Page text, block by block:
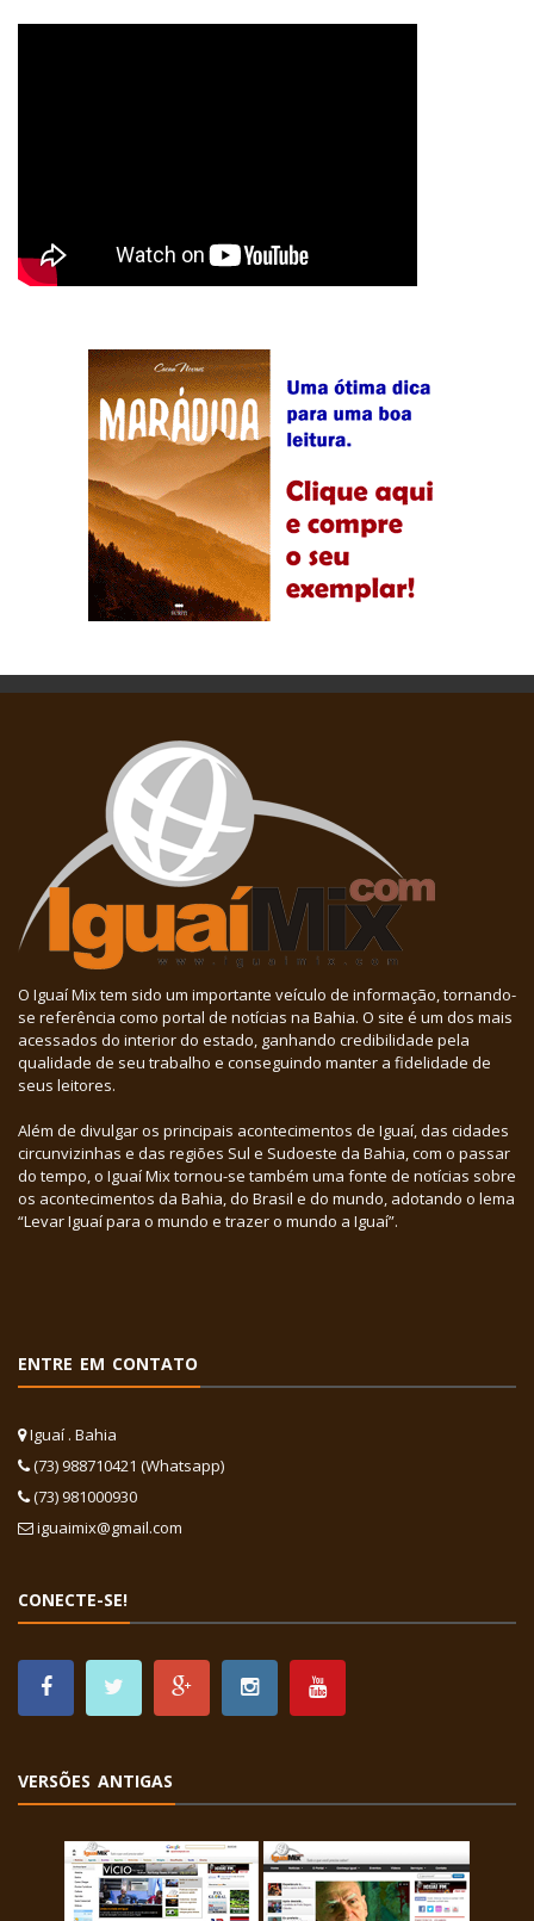
O Iguaí Mix tem sido um importante veículo de informação, tornando-
se referência como portal de notícias na Bahia. O site é um dos mais
acessados do interior do estado, ganhando credibilidade pela
qualidade de seu trabalho e conseguindo manter a fidelidade de
seus leitores.
Além de divulgar os principais acontecimentos de Iguaí, das cidades
circunvizinhas e das regiões Sul e Sudoeste da Bahia, com o passar
do tempo, o Iguaí Mix tornou-se também uma fonte de notícias sobre
os acontecimentos da Bahia, do Brasil e do mundo, adotando o lema
“Levar Iguaí para o mundo e trazer o mundo a Iguaí”.
ENTRE EM CONTATO
Iguaí . Bahia
(73) 988710421 (Whatsapp)
(73) 981000930
iguaimix@gmail.com
CONECTE-SE!
VERSÕES ANTIGAS